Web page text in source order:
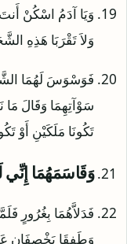
وَيَا آدَمُ اسْكُنْ
وَلاَ تَقْرَبَا هَذِهِ
فَوَسْوَسَ لَهُمَا
سَوْآتِهِمَا وَقَالَ مَا
تَكُونَا مَلَكَيْنِ أَوْ
وَقَاسَمَهُمَا إِنِّي
فَدَلاَّهُمَا بِغُرُورٍ
وَطَفِقَا يَخْصِفَانِ